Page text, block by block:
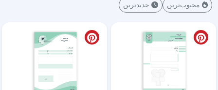
محبوب‌ترین جدیدترین